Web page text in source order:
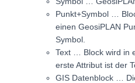
Punkt+Symbol …
einen GeosiPLAN
Symbol.
Text … Block wird in
erste Attribut ist der
GIS Datenblock …